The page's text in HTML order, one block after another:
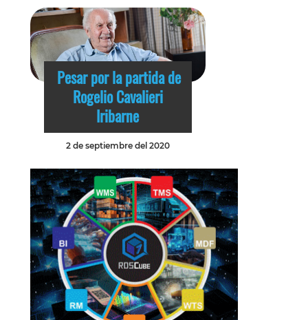
Pesar por la partida de
Rogelio Cavalieri
Iribarne
2 de septiembre del 2020